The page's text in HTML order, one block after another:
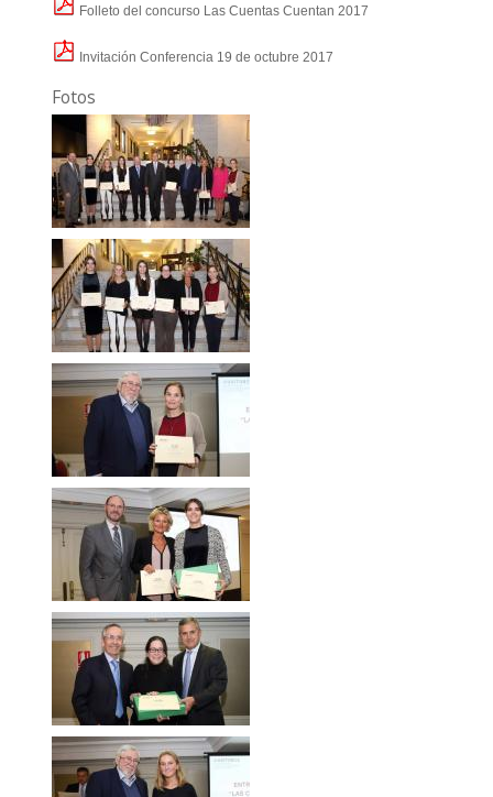
Folleto del concurso Las Cuentas Cuentan 2017
Invitación Conferencia 19 de octubre 2017
Fotos